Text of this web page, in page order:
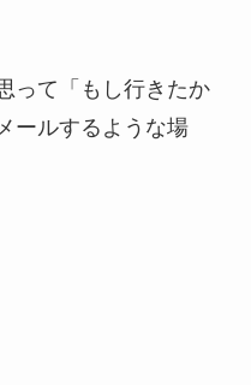
って「もし行きたか
ールするような場